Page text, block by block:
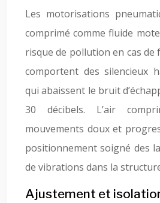
Les motorisations
comprimé comme fluide
risque de pollution en cas de
comportent des silencieux
qui abaissent le bruit
30 décibels. L’air
mouvements doux et
positionnement soigné des
de vibrations dans la
Ajustement et